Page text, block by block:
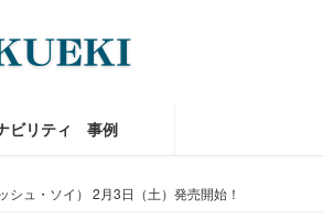
ビリティ 事例
ュ・ソイ） 2月3日（土）発売開始！